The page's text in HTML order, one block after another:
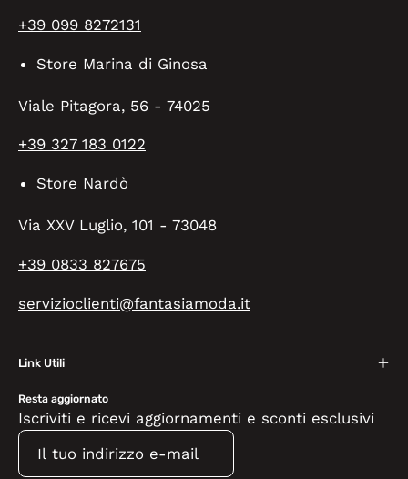
+39 099 8272131
Store Marina di Ginosa
Viale Pitagora, 56 - 74025
+39 327 183 0122
Store Nardò
Via XXV Luglio, 101 - 73048
+39 0833 827675
servizioclienti@fantasiamoda.it
Link Utili
Resta aggiornato
Iscriviti e ricevi aggiornamenti e sconti esclusivi